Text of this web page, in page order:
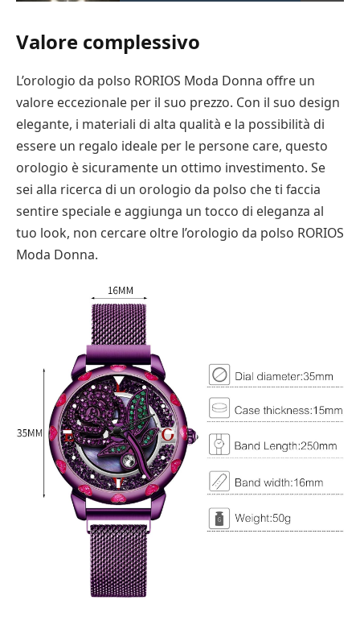
Valore complessivo
L’orologio da polso RORIOS Moda Donna offre un
valore eccezionale per il suo prezzo. Con il suo design
elegante, i materiali di alta qualità e la possibilità di
essere un regalo ideale per le persone care, questo
orologio è sicuramente un ottimo investimento. Se
sei alla ricerca di un orologio da polso che ti faccia
sentire speciale e aggiunga un tocco di eleganza al
tuo look, non cercare oltre l’orologio da polso RORIOS
Moda Donna.